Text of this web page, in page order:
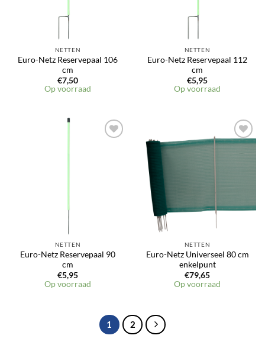
NETTEN
Euro-Netz Reservepaal 106
cm
€7,50
Op voorraad
NETTEN
Euro-Netz Reservepaal 112
cm
€5,95
Op voorraad
NETTEN
Euro-Netz Reservepaal 90
cm
€5,95
Op voorraad
NETTEN
Euro-Netz Universeel 80 cm
enkelpunt
€79,65
Op voorraad
1 2